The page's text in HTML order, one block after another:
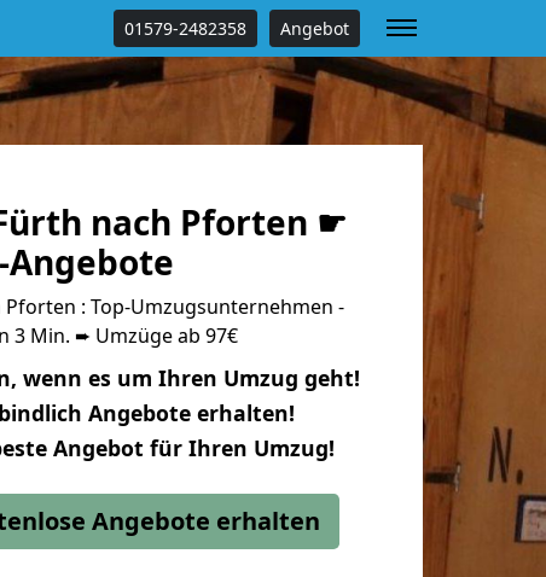
01579-2482358 Angebot
nach Pforten ☛
Angebote
: Top-Umzugsunternehmen -
3 Min. ➨ Umzüge ab 97€
wenn es um Ihren Umzug geht!
Angebote erhalten!
Angebot für Ihren Umzug!
Angebote erhalten